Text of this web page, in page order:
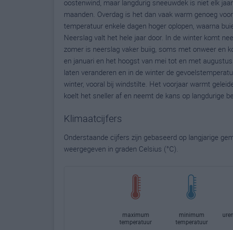
oostenwind, maar langdurig sneeuwdek is niet elk
maanden. Overdag is het dan vaak warm genoeg
temperatuur enkele dagen hoger oplopen, waarna
Neerslag valt het hele jaar door. In de winter komt
zomer is neerslag vaker buiig, soms met onweer en
en januari en het hoogst van mei tot en met
laten veranderen en in de winter de
winter, vooral bij windstilte. Het voorjaar warmt
koelt het sneller af en neemt de kans op langdurige
Klimaatcijfers
Onderstaande cijfers zijn gebaseerd op langjarige
weergegeven in graden Celsius (°C).
maximum
temperatuur
minimum
temperatuur